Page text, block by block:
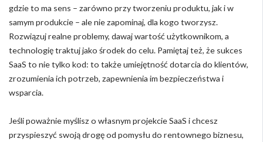
gdzie to ma sens – zarówno przy tworzeniu produktu, jak i w
samym produkcie – ale nie zapominaj, dla kogo tworzysz.
Rozwiązuj realne problemy, dawaj wartość użytkownikom, a
technologię traktuj jako środek do celu. Pamiętaj też, że sukces
SaaS to nie tylko kod: to także umiejętność dotarcia do klientów,
zrozumienia ich potrzeb, zapewnienia im bezpieczeństwa i
wsparcia.
Jeśli poważnie myślisz o własnym projekcie SaaS i chcesz
przyspieszyć swoją drogę od pomysłu do rentownego biznesu,